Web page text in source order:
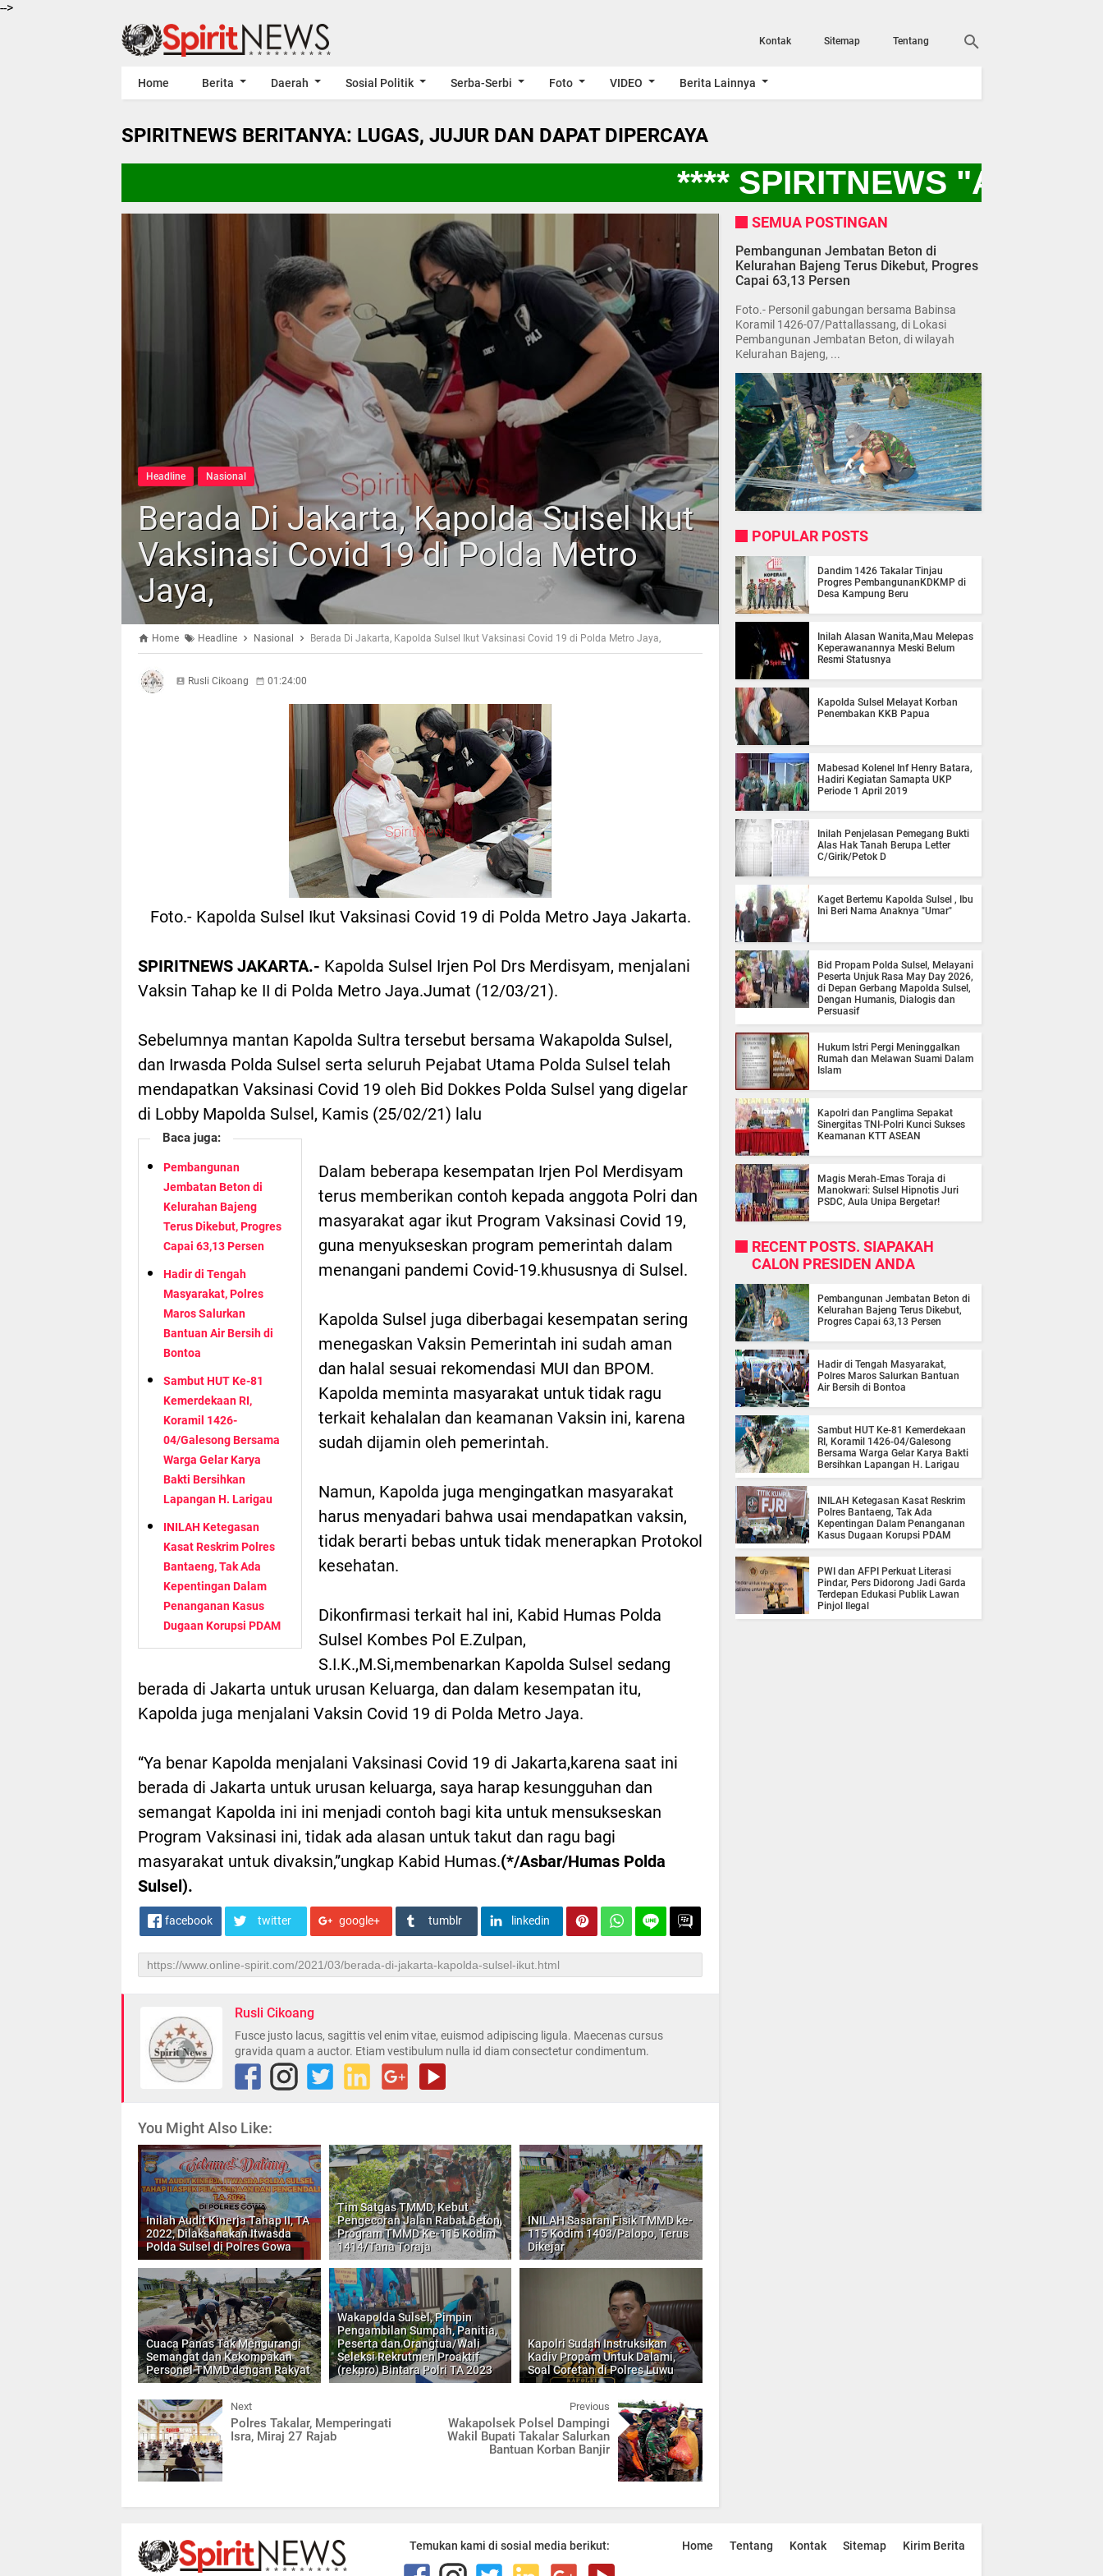
-->
Kontak Sitemap Tentang
Home Berita Daerah Sosial Politik Serba-Serbi Foto VIDEO Berita Lainnya
SPIRITNEWS BERITANYA: LUGAS, JUJUR DAN DAPAT DIPERCAYA
**** SPIRITNEWS "AYO
Headline Nasional
Berada Di Jakarta, Kapolda Sulsel Ikut
Vaksinasi Covid 19 di Polda Metro
Jaya,
Home Headline Nasional Berada Di Jakarta, Kapolda Sulsel Ikut Vaksinasi Covid 19 di Polda Metro Jaya,
Rusli Cikoang 01:24:00
Foto.- Kapolda Sulsel Ikut Vaksinasi Covid 19 di Polda Metro Jaya Jakarta.
SPIRITNEWS JAKARTA.- Kapolda Sulsel Irjen Pol Drs Merdisyam, menjalani
Vaksin Tahap ke II di Polda Metro Jaya.Jumat (12/03/21).
Sebelumnya mantan Kapolda Sultra tersebut bersama Wakapolda Sulsel,
dan Irwasda Polda Sulsel serta seluruh Pejabat Utama Polda Sulsel telah
mendapatkan Vaksinasi Covid 19 oleh Bid Dokkes Polda Sulsel yang digelar
di Lobby Mapolda Sulsel, Kamis (25/02/21) lalu
Baca juga:
Pembangunan
Jembatan Beton di
Kelurahan Bajeng
Terus Dikebut, Progres
Capai 63,13 Persen
Hadir di Tengah
Masyarakat, Polres
Maros Salurkan
Bantuan Air Bersih di
Bontoa
Sambut HUT Ke-81
Kemerdekaan RI,
Koramil 1426-
04/Galesong Bersama
Warga Gelar Karya
Bakti Bersihkan
Lapangan H. Larigau
INILAH Ketegasan
Kasat Reskrim Polres
Bantaeng, Tak Ada
Kepentingan Dalam
Penanganan Kasus
Dugaan Korupsi PDAM
Dalam beberapa kesempatan Irjen Pol Merdisyam
terus memberikan contoh kepada anggota Polri dan
masyarakat agar ikut Program Vaksinasi Covid 19,
guna menyukseskan program pemerintah dalam
menangani pandemi Covid-19.khususnya di Sulsel.
Kapolda Sulsel juga diberbagai kesempatan sering
menegaskan Vaksin Pemerintah ini sudah aman
dan halal sesuai rekomendasi MUI dan BPOM.
Kapolda meminta masyarakat untuk tidak ragu
terkait kehalalan dan keamanan Vaksin ini, karena
sudah dijamin oleh pemerintah.
Namun, Kapolda juga mengingatkan masyarakat
harus menyadari bahwa usai mendapatkan vaksin,
tidak berarti bebas untuk tidak menerapkan Protokol
kesehatan.
Dikonfirmasi terkait hal ini, Kabid Humas Polda
Sulsel Kombes Pol E.Zulpan,
S.I.K.,M.Si,membenarkan Kapolda Sulsel sedang
berada di Jakarta untuk urusan Keluarga, dan dalam kesempatan itu,
Kapolda juga menjalani Vaksin Covid 19 di Polda Metro Jaya.
“Ya benar Kapolda menjalani Vaksinasi Covid 19 di Jakarta,karena saat ini
berada di Jakarta untuk urusan keluarga, saya harap kesungguhan dan
semangat Kapolda ini ini menjadi contoh bagi kita untuk mensukseskan
Program Vaksinasi ini, tidak ada alasan untuk takut dan ragu bagi
masyarakat untuk divaksin,”ungkap Kabid Humas.(*/Asbar/Humas Polda
Sulsel).
facebook twitter google+ tumblr linkedin
Rusli Cikoang
Fusce justo lacus, sagittis vel enim vitae, euismod adipiscing ligula. Maecenas cursus
gravida quam a auctor. Etiam vestibulum nulla id diam consectetur condimentum.
You Might Also Like:
Inilah Audit Kinerja Tahap II, TA
2022, Dilaksanakan Itwasda
Polda Sulsel di Polres Gowa
Tim Satgas TMMD, Kebut
Pengecoran Jalan Rabat Beton,
Program TMMD Ke-115 Kodim
1414/Tana Toraja
INILAH Sasaran Fisik TMMD ke-
115 Kodim 1403/Palopo, Terus
Dikejar
Cuaca Panas Tak Mengurangi
Semangat dan Kekompakan
Personel TMMD dengan Rakyat
Wakapolda Sulsel, Pimpin
Pengambilan Sumpah, Panitia,
Peserta dan Orangtua/Wali
Seleksi Rekrutmen Proaktif
(rekpro) Bintara Polri TA 2023
Kapolri Sudah Instruksikan
Kadiv Propam Untuk Dalami,
Soal Coretan di Polres Luwu
Next
Polres Takalar, Memperingati
Isra, Miraj 27 Rajab
Previous
Wakapolsek Polsel Dampingi
Wakil Bupati Takalar Salurkan
Bantuan Korban Banjir
SEMUA POSTINGAN
Pembangunan Jembatan Beton di
Kelurahan Bajeng Terus Dikebut, Progres
Capai 63,13 Persen
Foto.- Personil gabungan bersama Babinsa
Koramil 1426-07/Pattallassang, di Lokasi
Pembangunan Jembatan Beton, di wilayah
Kelurahan Bajeng, ...
POPULAR POSTS
Dandim 1426 Takalar Tinjau
Progres PembangunanKDKMP di
Desa Kampung Beru
Inilah Alasan Wanita,Mau Melepas
Keperawanannya Meski Belum
Resmi Statusnya
Kapolda Sulsel Melayat Korban
Penembakan KKB Papua
Mabesad Kolenel Inf Henry Batara,
Hadiri Kegiatan Samapta UKP
Periode 1 April 2019
Inilah Penjelasan Pemegang Bukti
Alas Hak Tanah Berupa Letter
C/Girik/Petok D
Kaget Bertemu Kapolda Sulsel , Ibu
Ini Beri Nama Anaknya "Umar"
Bid Propam Polda Sulsel, Melayani
Peserta Unjuk Rasa May Day 2026,
di Depan Gerbang Mapolda Sulsel,
Dengan Humanis, Dialogis dan
Persuasif
Hukum Istri Pergi Meninggalkan
Rumah dan Melawan Suami Dalam
Islam
Kapolri dan Panglima Sepakat
Sinergitas TNI-Polri Kunci Sukses
Keamanan KTT ASEAN
Magis Merah-Emas Toraja di
Manokwari: Sulsel Hipnotis Juri
PSDC, Aula Unipa Bergetar!
RECENT POSTS. SIAPAKAH
CALON PRESIDEN ANDA
Pembangunan Jembatan Beton di
Kelurahan Bajeng Terus Dikebut,
Progres Capai 63,13 Persen
Hadir di Tengah Masyarakat,
Polres Maros Salurkan Bantuan
Air Bersih di Bontoa
Sambut HUT Ke-81 Kemerdekaan
RI, Koramil 1426-04/Galesong
Bersama Warga Gelar Karya Bakti
Bersihkan Lapangan H. Larigau
INILAH Ketegasan Kasat Reskrim
Polres Bantaeng, Tak Ada
Kepentingan Dalam Penanganan
Kasus Dugaan Korupsi PDAM
PWI dan AFPI Perkuat Literasi
Pindar, Pers Didorong Jadi Garda
Terdepan Edukasi Publik Lawan
Pinjol Ilegal
Temukan kami di sosial media berikut: Home Tentang Kontak Sitemap Kirim Berita